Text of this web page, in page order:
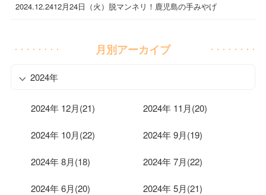
2024.12.2412月24日（火）脱マンネリ！鹿児島の手みやげ
月別アーカイブ
2024年
2024年 12月(21) 2024年 11月(20)
2024年 10月(22) 2024年 9月(19)
2024年 8月(18) 2024年 7月(22)
2024年 6月(20) 2024年 5月(21)